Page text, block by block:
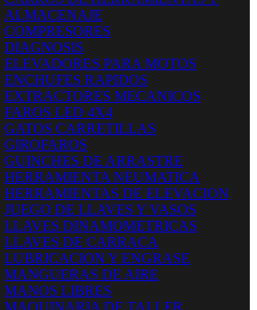
ALMACENAJE
COMPRESORES
DIAGNOSIS
ELEVADORES PARA MOTOS
ENCHUFES RAPIDOS
EXTRACTORES MECANICOS
FAROS LED 4X4
GATOS CARRETILLAS
GIROFAROS
GUINCHES DE ARRASTRE
HERRAMIENTA NEUMATICA
HERRAMIENTAS DE ELEVACION
JUEGO DE LLAVES Y VASOS
LLAVES DINAMOMETRICAS
LLAVES DE CARRACA
LUBRICACION Y ENGRASE
MANGUERAS DE AIRE
MANOS LIBRES
MAQUINARIA DE TALLER